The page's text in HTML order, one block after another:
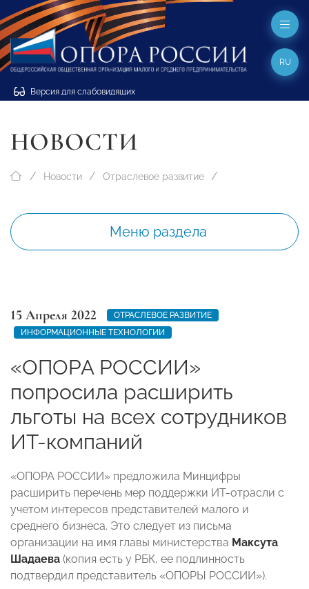
Версия для слабовидящих
RU
НОВОСТИ
Новости Отраслевое развитие
Меню раздела
15 Апреля 2022
ОТРАСЛЕВОЕ РАЗВИТИЕ
ИНФОРМАЦИОННЫЕ ТЕХНОЛОГИИ
«ОПОРА РОССИИ»
попросила расширить
льготы на всех сотрудников
ИТ-компаний
«ОПОРА РОССИИ» предложила Минцифры
расширить перечень мер поддержки ИТ-отрасли с
учетом интересов представителей малого и
среднего бизнеса. Это следует из письма
организации на имя главы министерства Максута
Шадаева (копия есть у РБК, ее подлинность
подтвердил представитель «ОПОРЫ РОССИИ»).